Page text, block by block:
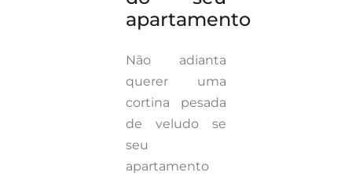
apartamento
Não adianta
querer uma
cortina pesada
de veludo se
seu
apartamento